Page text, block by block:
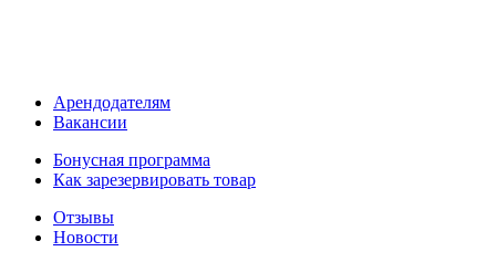
Арендодателям
Вакансии
Бонусная программа
Как зарезервировать товар
Отзывы
Новости